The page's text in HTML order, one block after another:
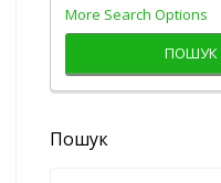
More Search Options
ПОШУК
Пошук